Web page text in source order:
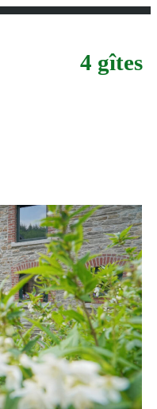
4 gîtes